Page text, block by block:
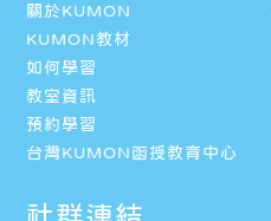
關於KUMON
KUMON教材
如何學習
教室資訊
預約學習
台灣KUMON函授教育中心